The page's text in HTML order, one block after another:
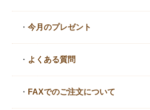
・今月のプレゼント
・ よくある質問
・ FAXでのご注文について